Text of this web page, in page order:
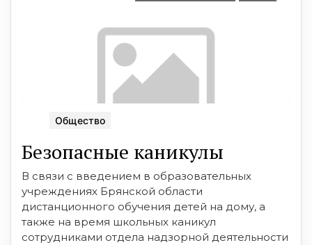
Общество
Безопасные каникулы
В связи с введением в образовательных
учреждениях Брянской области
дистанционного обучения детей на дому, а
также на время школьных каникул
сотрудниками отдела надзорной деятельности